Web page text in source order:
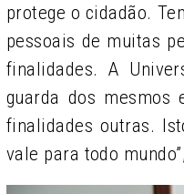
protege o cidadão.
pessoais de muitas
finalidades. A
guarda dos mesmos
finalidades outras.
vale para todo